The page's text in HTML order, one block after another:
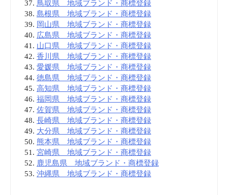
鳥取県 地域ブランド・商標登録
島根県 地域ブランド・商標登録
岡山県 地域ブランド・商標登録
広島県 地域ブランド・商標登録
山口県 地域ブランド・商標登録
香川県 地域ブランド・商標登録
愛媛県 地域ブランド・商標登録
徳島県 地域ブランド・商標登録
高知県 地域ブランド・商標登録
福岡県 地域ブランド・商標登録
佐賀県 地域ブランド・商標登録
長崎県 地域ブランド・商標登録
大分県 地域ブランド・商標登録
熊本県 地域ブランド・商標登録
宮崎県 地域ブランド・商標登録
鹿児島県 地域ブランド・商標登録
沖縄県 地域ブランド・商標登録